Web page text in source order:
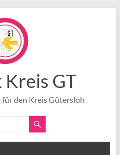
GT
den Kreis Gütersloh